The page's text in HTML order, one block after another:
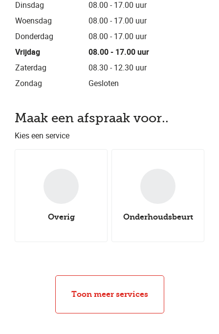
Maak een afspraak voor..
Kies een service
Overig Onderhoudsbeurt
seasonbanden
Autocheck Uitlijnen
Groot onderhoud Klein onderhoud
Toon meer services
Dinsdag
08.00 - 17.00 uur
Woensdag
08.00 - 17.00 uur
Donderdag
08.00 - 17.00 uur
Vrijdag
08.00 - 17.00 uur
Zaterdag
08.30 - 12.30 uur
Zondag
Gesloten